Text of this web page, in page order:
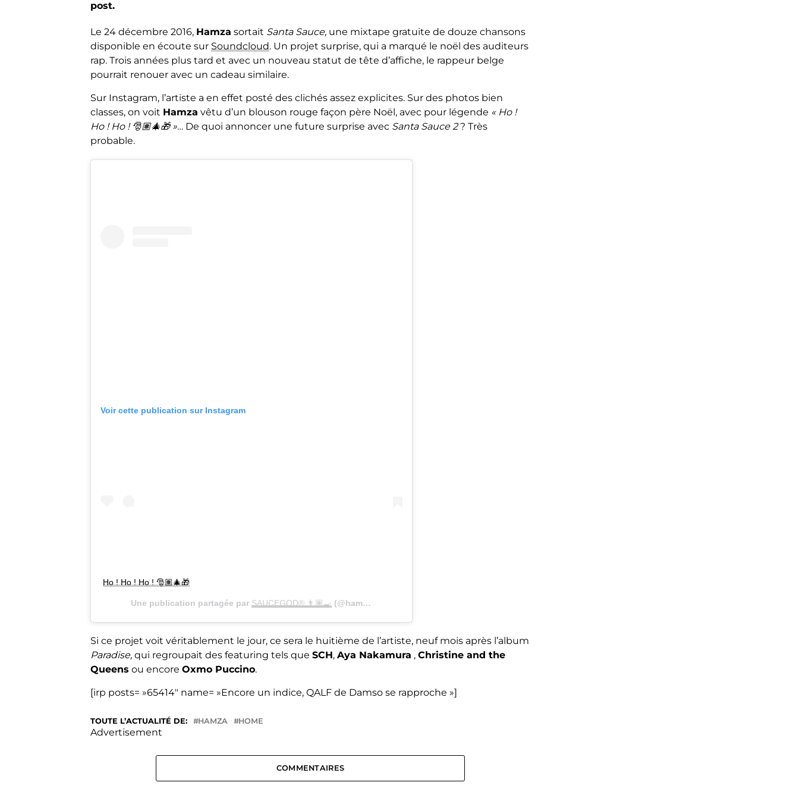
post.
Le 24 décembre 2016, Hamza sortait Santa Sauce, une mixtape gratuite de douze chansons
disponible en écoute sur Soundcloud. Un projet surprise, qui a marqué le noël des auditeurs
rap. Trois années plus tard et avec un nouveau statut de tête d’affiche, le rappeur belge
pourrait renouer avec un cadeau similaire.
Sur Instagram, l’artiste a en effet posté des clichés assez explicites. Sur des photos bien
classes, on voit Hamza vêtu d’un blouson rouge façon père Noël, avec pour légende « Ho !
Ho ! Ho ! 🎅🏽🎄🎁 »… De quoi annoncer une future surprise avec Santa Sauce 2? Très
probable.
Voir cette publication sur Instagram
Ho ! Ho ! Ho ! 🎅🏽🎄🎁
Une publication partagée par SAUCEGOD® 👨🏽‍🍳 (@hamzasaucegod) le
Si ce projet voit véritablement le jour, ce sera le huitième de l’artiste, neuf mois après l’album
Paradise, qui regroupait des featuring tels que SCH, Aya Nakamura , Christine and the
Queens ou encore Oxmo Puccino.
[irp posts= »65414″ name= »Encore un indice, QALF de Damso se rapproche »]
TOUTE L’ACTUALITÉ DE: HAMZA HOME
Advertisement
COMMENTAIRES